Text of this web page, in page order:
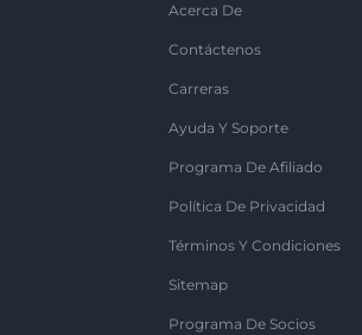
Acerca De
Contáctenos
Carreras
Ayuda Y Soporte
Programa De Afiliado
Política De Privacidad
Términos Y Condiciones
Sitemap
Programa De Socios